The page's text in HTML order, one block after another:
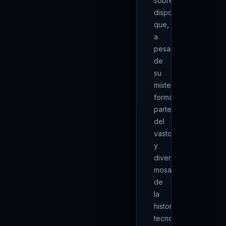
dispositivos
que,
a
pesar
de
su
misterio,
forman
parte
del
vasto
y
diverso
mosaico
de
la
historia
tecnológica